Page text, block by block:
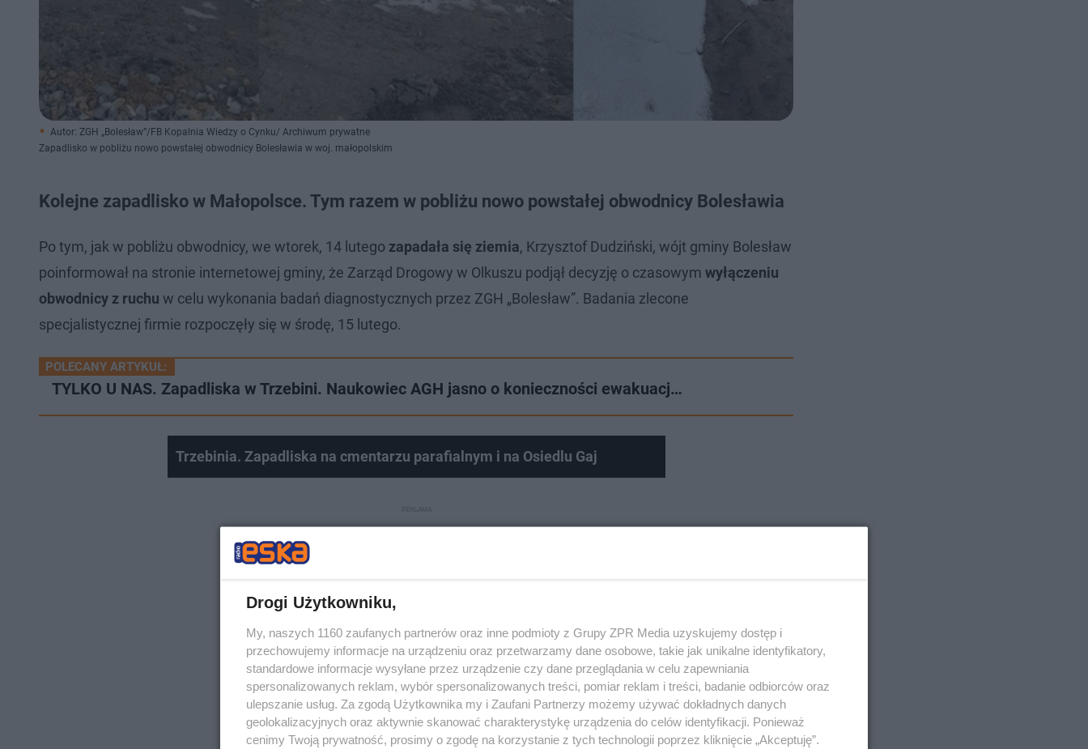
Autor: ZGH „Bolesław”/FB Kopalnia Wiedzy o Cynku/ Archiwum prywatne
Zapadlisko w pobliżu nowo powstałej obwodnicy Bolesławia w woj. małopolskim
Kolejne zapadlisko w Małopolsce. Tym razem w pobliżu nowo powstałej obwodnicy Bolesławia
Po tym, jak w pobliżu obwodnicy, we wtorek, 14 lutego zapadała się ziemia, Krzysztof Dudziński, wójt gminy Bolesław
poinformował na stronie internetowej gminy, że Zarząd Drogowy w Olkuszu podjął decyzję o czasowym wyłączeniu
obwodnicy z ruchu w celu wykonania badań diagnostycznych przez ZGH „Bolesław”. Badania zlecone
specjalistycznej firmie rozpoczęły się w środę, 15 lutego.
POLECANY ARTYKUŁ:
TYLKO U NAS. Zapadliska w Trzebini. Naukowiec AGH jasno o konieczności ewakuacj…
Trzebinia. Zapadliska na cmentarzu parafialnym i na Osiedlu Gaj
Drogi Użytkowniku,
My, naszych 1160 zaufanych partnerów oraz inne podmioty z Grupy ZPR Media uzyskujemy dostęp i
przechowujemy informacje na urządzeniu oraz przetwarzamy dane osobowe, takie jak unikalne identyfikatory,
standardowe informacje wysyłane przez urządzenie czy dane przeglądania w celu zapewniania
spersonalizowanych reklam, wybór spersonalizowanych treści, pomiar reklam i treści, badanie odbiorców oraz
ulepszanie usług. Za zgodą Użytkownika my i Zaufani Partnerzy możemy używać dokładnych danych
geolokalizacyjnych oraz aktywnie skanować charakterystykę urządzenia do celów identyfikacji. Ponieważ
cenimy Twoją prywatność, prosimy o zgodę na korzystanie z tych technologii poprzez kliknięcie „Akceptuję”.